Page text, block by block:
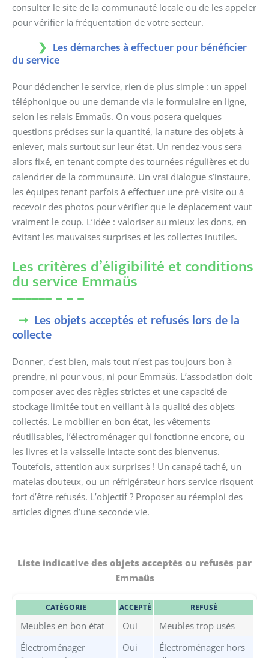
consulter le site de la communauté locale ou de les appeler
pour vérifier la fréquentation de votre secteur.
Les démarches à effectuer pour bénéficier
du service
Pour déclencher le service, rien de plus simple : un appel
téléphonique ou une demande via le formulaire en ligne,
selon les relais Emmaüs. On vous posera quelques
questions précises sur la quantité, la nature des objets à
enlever, mais surtout sur leur état. Un rendez-vous sera
alors fixé, en tenant compte des tournées régulières et du
calendrier de la communauté. Un vrai dialogue s’instaure,
les équipes tenant parfois à effectuer une pré-visite ou à
recevoir des photos pour vérifier que le déplacement vaut
vraiment le coup. L’idée : valoriser au mieux les dons, en
évitant les mauvaises surprises et les collectes inutiles.
Les critères d’éligibilité et conditions
du service Emmaüs
Les objets acceptés et refusés lors de la
collecte
Donner, c’est bien, mais tout n’est pas toujours bon à
prendre, ni pour vous, ni pour Emmaüs. L’association doit
composer avec des règles strictes et une capacité de
stockage limitée tout en veillant à la qualité des objets
collectés. Le mobilier en bon état, les vêtements
réutilisables, l’électroménager qui fonctionne encore, ou
les livres et la vaisselle intacte sont des bienvenus.
Toutefois, attention aux surprises ! Un canapé taché, un
matelas douteux, ou un réfrigérateur hors service risquent
fort d’être refusés. L’objectif ? Proposer au réemploi des
articles dignes d’une seconde vie.
Liste indicative des objets acceptés ou refusés par
Emmaüs
CATÉGORIE ACCEPTÉ REFUSÉ
Meubles en bon état Oui
Meubles trop usés
Électroménager
Oui
Électroménager hors